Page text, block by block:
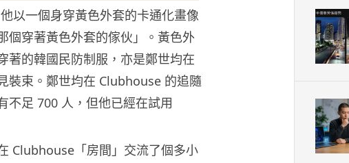
以一個身穿黃色外套的卡通化畫像
個穿著黃色外套的傢伙」。黃色外
著的韓國民防制服，亦是鄭世均在
裝束。鄭世均在 Clubhouse 的追隨
不足 700 人，但他已經在試用
Clubhouse「房間」交流了個多小